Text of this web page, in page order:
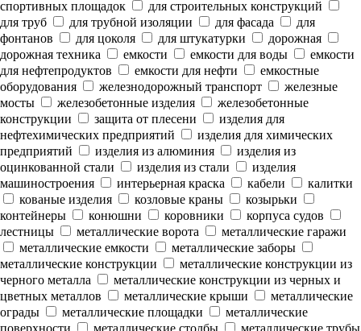
спортивных площадок
для строительных конструкций
для труб
для трубной изоляции для фасада
для
фонтанов
для цоколя для штукатурки
дорожная
дорожная техника
емкости емкости для воды
емкости
для нефтепродуктов
емкости для нефти
емкостные
оборудования
железнодорожный транспорт
железные
мосты
железобетонные изделия
железобетонные
конструкции
защита от плесени
изделия для
нефтехимических предприятий
изделия для химических
предприятий
изделия из алюминия
изделия из
оцинкованной стали
изделия из стали
изделия
машиностроения
интерьерная краска кабели
калитки
кованые изделия
козловые краны
козырьки
контейнеры
конюшни коровники
корпуса судов
лестницы
металлические ворота
металлические гаражи
металлические емкости
металлические заборы
металлические конструкции
металлические конструкции из
черного металла
металлические конструкции из черных и
цветных металлов
металлические крыши
металлические
ограды
металлические площадки
металлические
поверхности
металлические столбы металлические трубы